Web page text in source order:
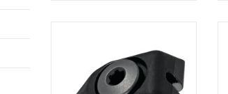
TOEVOEGEN AAN WINKELWAGEN